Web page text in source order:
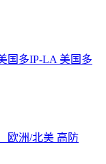
国多IP-LA 美国多
欧洲/北美 高防